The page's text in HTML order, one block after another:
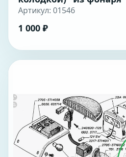
Артикул: 01546
1 000 ₽